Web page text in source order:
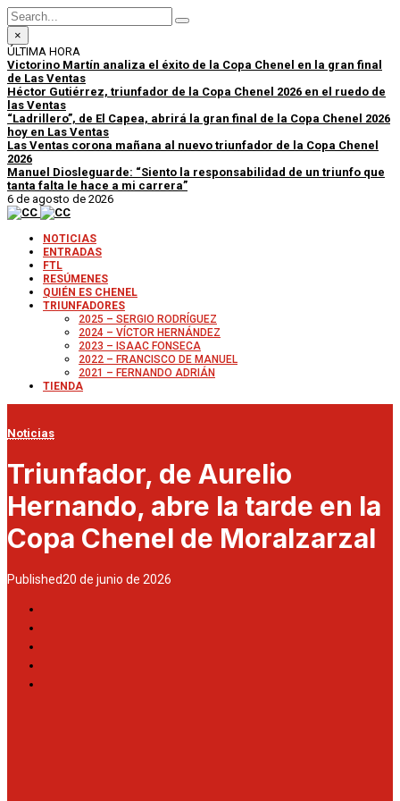
×
ÚLTIMA HORA
Victorino Martín analiza el éxito de la Copa Chenel en la gran final
de Las Ventas
Héctor Gutiérrez, triunfador de la Copa Chenel 2026 en el ruedo de
las Ventas
“Ladrillero”, de El Capea, abrirá la gran final de la Copa Chenel 2026
hoy en Las Ventas
Las Ventas corona mañana al nuevo triunfador de la Copa Chenel
2026
Manuel Diosleguarde: “Siento la responsabilidad de un triunfo que
tanta falta le hace a mi carrera”
6 de agosto de 2026
NOTICIAS
ENTRADAS
FTL
RESÚMENES
QUIÉN ES CHENEL
TRIUNFADORES
2025 – SERGIO RODRÍGUEZ
2024 – VÍCTOR HERNÁNDEZ
2023 – ISAAC FONSECA
2022 – FRANCISCO DE MANUEL
2021 – FERNANDO ADRIÁN
TIENDA
Noticias
Triunfador, de Aurelio
Hernando, abre la tarde en la
Copa Chenel de Moralzarzal
Published20 de junio de 2026